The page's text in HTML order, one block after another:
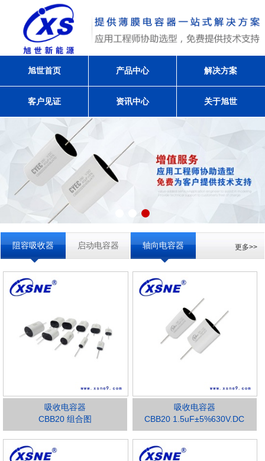
旭世首页 产品中心 解决方案
客户见证 资讯中心 关于旭世
阻容吸收器 启动电容器 轴向电容器 更多>>
吸收电容器
CBB20 组合图
吸收电容器
CBB20 1.5uF±5%630V.DC